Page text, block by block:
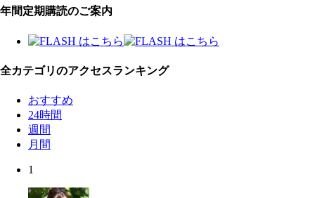
年間定期購読のご案内
全カテゴリのアクセスランキング
おすすめ
24時間
週間
月間
1